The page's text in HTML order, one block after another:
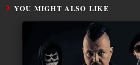
YOU MIGHT ALSO LIKE